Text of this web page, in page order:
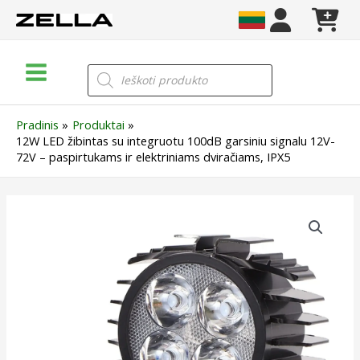
prie
Menu
Products
search
Pradinis
Produktai
12W LED žibintas su integruotu 100dB garsiniu signalu 12V-
72V – paspirtukams ir elektriniams dviračiams, IPX5